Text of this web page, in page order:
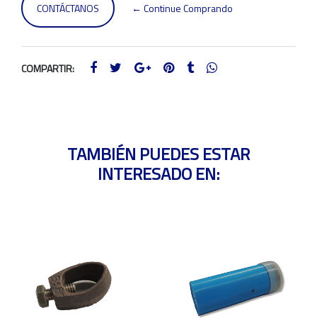
CONTÁCTANOS ← Continue Comprando
COMPARTIR:
TAMBIÉN PUEDES ESTAR
INTERESADO EN: